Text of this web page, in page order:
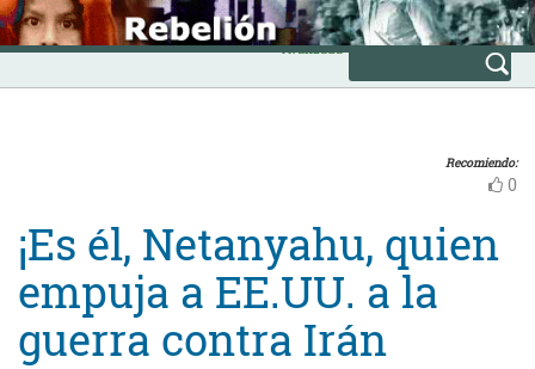
Skip
to
content
INICIO
Avanzada
Recomiendo:
0
¡Es él, Netanyahu, quien
empuja a EE.UU. a la
guerra contra Irán